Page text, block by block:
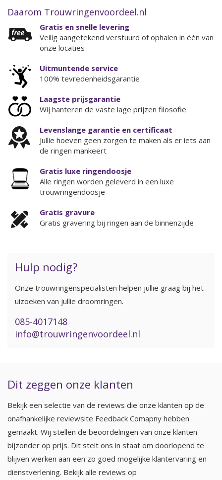
Daarom Trouwringenvoordeel.nl
Gratis en snelle levering
Veilig aangetekend verstuurd of ophalen in één van
onze locaties
Uitmuntende service
100% tevredenheidsgarantie
Laagste prijsgarantie
Wij hanteren de vaste lage prijzen filosofie
Levenslange garantie en certificaat
Jullie hoeven geen zorgen te maken als er iets aan
de ringen mankeert
Gratis luxe ringendoosje
Alle ringen worden geleverd in een luxe
trouwringendoosje
Gratis gravure
Gratis gravering bij ringen aan de binnenzijde
Hulp nodig?
Onze trouwringenspecialisten helpen jullie graag bij het
uizoeken van jullie droomringen.
085-4017148
info@trouwringenvoordeel.nl
Dit zeggen onze klanten
Bekijk een selectie van de reviews die onze klanten op de
onafhankelijke reviewsite Feedback Comapny hebben
gemaakt. Wij stellen de beoordelingen van onze klanten
bijzonder op prijs. Dit stelt ons in staat om doorlopend te
blijven werken aan een zo goed mogelijke klantervaring en
dienstverlening. Bekijk alle reviews op